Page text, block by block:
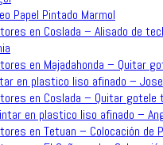
Papel Pintado Marmol
en Coslada – Alisado de
en Majadahonda – Quitar
en plastico liso afinado – Jose
en Coslada – Quitar gotele
en plastico liso afinado –
en Tetuan – Colocación de